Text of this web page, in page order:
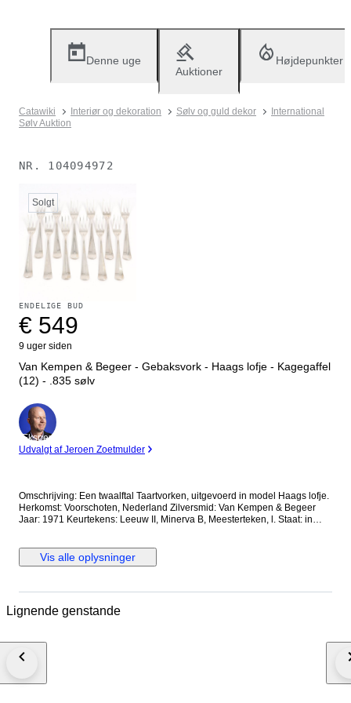
Denne uge
Auktioner
Højdepunkter
Catawiki Interiør og dekoration Sølv og guld dekor
International
Sølv Auktion
NR. 104094972
Solgt
ENDELIGE BUD
€ 549
9 uger siden
Van Kempen & Begeer - Gebaksvork - Haags lofje - Kagegaffel
(12) - .835 sølv
Ekspert
Udvalgt af Jeroen Zoetmulder
Omschrijving: Een twaalftal Taartvorken, uitgevoerd in model Haags lofje.
Herkomst: Voorschoten, Nederland Zilversmid: Van Kempen & Begeer
Jaar: 1971 Keurtekens: Leeuw II, Minerva B, Meesterteken, l. Staat: in
12534 Al onze artikelen worden aangetekend verzonden. U kunt het
kavel ook afhalen in één van onze ruim 100 kantoren in Nederland,
NL en BE) Comptoir de l’Or (voor BE) of Goldwechselhaus (voor DE) voor
aan ons door.
Vis alle oplysninger
Lignende genstande